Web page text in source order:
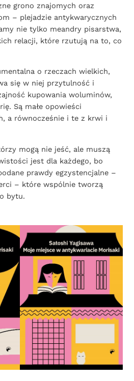
grono znajomych oraz
– plejadzie antykwarycznych
nie tylko meandry pisarstwa,
relacji, które rzutują na to, co
o rzeczach wielkich,
się w niej przytulność i
kupowania woluminów,
Są małe opowieści
a równocześnie i te z krwi i
mogą nie jeść, ale muszą
jest dla każdego, bo
prawdy egzystencjalne –
– które wspólnie tworzą
bytu.